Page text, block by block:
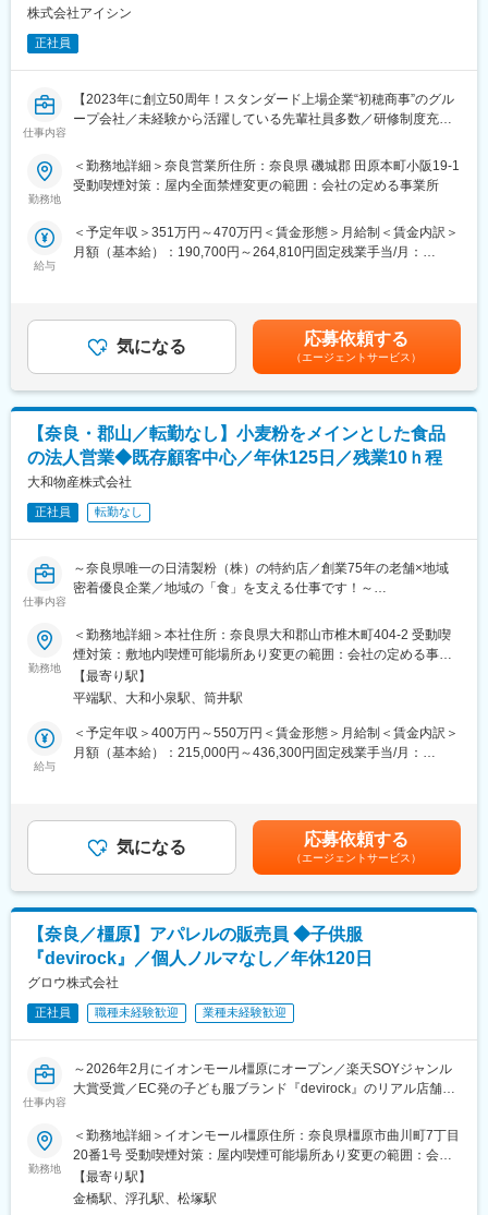
■メンバー・社風：
る温かな環境で、チームワークを大切にしています。
地元密着型の店舗で、自動車の知識・技術を身につけることがで
きます。
や車についての悩みを打ち明けてもらえることも。「いつもあり
がとう！」という声が励みになります。
す。
〇昇任：勤務実績に応じて昇進していき、一般⇒主任⇒所長⇒エ
リアマネージャーとキャリアアップ。
変更の範囲：会社の定める業務
株式会社アイシン
正社員
仕事内容
【2023年に創立50周年！スタンダード上場企業“初穂商事”のグル
ープ会社／未経験から活躍している先輩社員多数／研修制度充実
エクステリア商品の専門商社兼メーカーとして、デザイン性に優
れたアイテムをセレクト、直接輸入・企画販売を行っている当
を増員募集致します。
鑑みながら各メーカーの “デザイン性” に優れたオシャレな商品を
セレクト＆販売しております。
また自社ブランドのアイテムも販売。そうしてお客様のさまざま
なニーズに対応しています！
■業務内容：
お取引先であるハウスメーカーやエクステリアの販売店・工事店
に対し、当社で扱っているエクステリア商品や、自社ブランドの
エクステリア商品のご提案をお任せ致します。
《具体的には》
▽見積もりを作成・提案⇒商品受注
▽商品設置における現場打ち合わせ
■入社後の育成体制：
《先輩社員のOJT指導！》
実際の営業業務は先輩社員のOJTや、営業同行を通じて学んで頂
きます。
先輩社員に同行しつつ実務を覚え、徐々に担当を引き継いでいく
のでご安心ください。
《充実した研修制度！》
ど、
《未経験から活躍している先輩社員多数！》
現在活用している先輩社員も、前職は製造業、飲食関係などバラ
同じ未経験入社の気持ちを理解している社員が沢山おりますの
で、親身に丁寧に仕事を教えてくれ環境です。
■モデル年収
（1）年収385万円 ／ 27歳 営業職 入社1年目
（2）年収513万円 ／ 34歳 営業職 入社4年目
変更の範囲：会社の定める業務
勤務地
＜勤務地詳細＞奈良営業所住所：奈良県 磯城郡 田原本町小阪19-1
受動喫煙対策：屋内全面禁煙変更の範囲：会社の定める事業所
給与
＜予定年収＞351万円～470万円＜賃金形態＞月給制＜賃金内訳＞
月額（基本給）：190,700円～264,810円固定残業手当/月：
齢、経験、前職給与を考慮し決定致します。＊記載の想定年収は
初年度の賞与が金一封であることを考慮しての金額となります。■
昇給：年1回（5月）■賞与：年2回（7・12月）＊決算賞与がある
場合は年3回となります賃金はあくまでも目安の金額であり、選考
を通じて上下する可能性があります。月給(月額)は固定手当を含め
た表記です。
気になる 応募依頼する
（エージェントサービス）
【奈良・郡山／転勤なし】小麦粉をメインとした食品
の法人営業◆既存顧客中心／年休125日／残業10ｈ程
大和物産株式会社
正社員 転勤なし
仕事内容
～奈良県唯一の日清製粉（株）の特約店／創業75年の老舗×地域
密着優良企業／地域の「食」を支える仕事です！～
■本求人の特徴・魅力：
◎奈良県唯一の日清製粉株式会社の第一次特約店で、小麦粉の卸
売では県下トップの実積があります。創業75年の安定基盤を持つ
食品商社です。
◎既存顧客中心の提案営業で関係構築が重要なポジションです。
◎年間休日125日／土日祝休み、残業月5～10時間程度(火曜日は
ノー残業デー)とワークライフバランスを整えた働き方が可能で
す。
■募集背景：
同社は創業75年にわたり、奈良県を中心に小麦粉や食品原材料を
取り扱う食品総合商社として成長してきました。
ており、今後の事業継続と組織強化を見据えて、次世代を担う新
たな仲間を募集します。
食品業界で培った営業経験を活かしながら、地域の「食」を支え
■業務内容：
取り扱う商品は小麦粉を中心に、油脂、糖類、でん粉、穀物など
の食品原材料や包装資材など幅広く、お客様の課題やニーズに応
■業務詳細：
・既存顧客への定期訪問
・食品原材料や包装資材の提案／新商品の紹介
勤務地
＜勤務地詳細＞本社住所：奈良県大和郡山市椎木町404-2 受動喫
煙対策：敷地内喫煙可能場所あり変更の範囲：会社の定める事業
所【最寄り駅】
平端駅、大和小泉駅、筒井駅
給与
＜予定年収＞400万円～550万円＜賃金形態＞月給制＜賃金内訳＞
月額（基本給）：215,000円～436,300円固定残業手当/月：
給：年1回※5,000円～10,000円／月（前年度実績）■賞与：年2回※
計3.0-4.0ヶ月分（前年度実績）＋決算賞与賃金はあくまでも目安
の金額であり、選考を通じて上下する可能性があります。月給(月
額)は固定手当を含めた表記です。
気になる 応募依頼する
（エージェントサービス）
【奈良／橿原】アパレルの販売員 ◆子供服
『devirock』／個人ノルマなし／年休120日
グロウ株式会社
正社員 職種未経験歓迎 業種未経験歓迎
仕事内容
～2026年2月にイオンモール橿原にオープン／楽天SOYジャンル
大賞受賞／EC発の子ども服ブランド『devirock』のリアル店舗拡
■業務内容：
子供服ブランド『devirock（デビロック）』を展開する当社に
て、店舗販売員をお任せいたします。ネットショップで絶大な支
持を集める当社では、リアル店舗の展開を本格化させています。
勤務地
＜勤務地詳細＞イオンモール橿原住所：奈良県橿原市曲川町7丁目
20番1号 受動喫煙対策：屋内喫煙可能場所あり変更の範囲：会社
の定める事業所
【最寄り駅】
金橋駅、浮孔駅、松塚駅